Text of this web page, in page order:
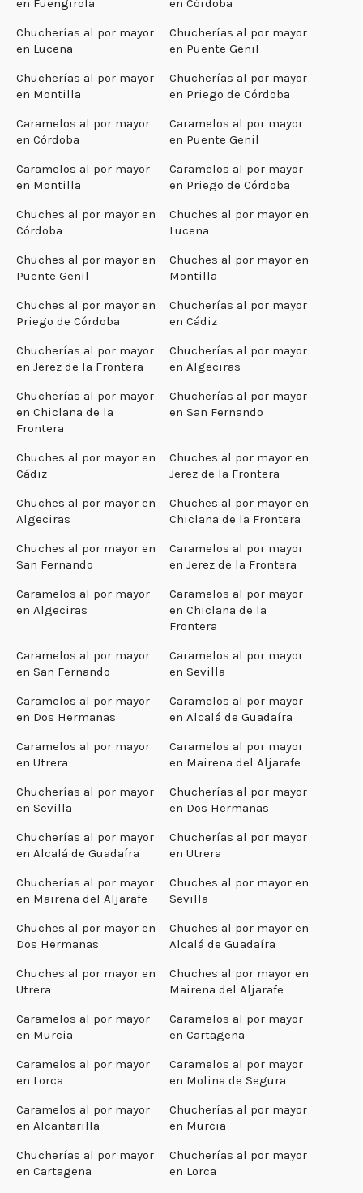
en Fuengirola
en Córdoba
Chucherías al por mayor
en Lucena
Chucherías al por mayor
en Puente Genil
Chucherías al por mayor
en Montilla
Chucherías al por mayor
en Priego de Córdoba
Caramelos al por mayor
en Córdoba
Caramelos al por mayor
en Puente Genil
Caramelos al por mayor
en Montilla
Caramelos al por mayor
en Priego de Córdoba
Chuches al por mayor en
Córdoba
Chuches al por mayor en
Lucena
Chuches al por mayor en
Puente Genil
Chuches al por mayor en
Montilla
Chuches al por mayor en
Priego de Córdoba
Chucherías al por mayor
en Cádiz
Chucherías al por mayor
en Jerez de la Frontera
Chucherías al por mayor
en Algeciras
Chucherías al por mayor
en Chiclana de la
Frontera
Chucherías al por mayor
en San Fernando
Chuches al por mayor en
Cádiz
Chuches al por mayor en
Jerez de la Frontera
Chuches al por mayor en
Algeciras
Chuches al por mayor en
Chiclana de la Frontera
Chuches al por mayor en
San Fernando
Caramelos al por mayor
en Jerez de la Frontera
Caramelos al por mayor
en Algeciras
Caramelos al por mayor
en Chiclana de la
Frontera
Caramelos al por mayor
en San Fernando
Caramelos al por mayor
en Sevilla
Caramelos al por mayor
en Dos Hermanas
Caramelos al por mayor
en Alcalá de Guadaíra
Caramelos al por mayor
en Utrera
Caramelos al por mayor
en Mairena del Aljarafe
Chucherías al por mayor
en Sevilla
Chucherías al por mayor
en Dos Hermanas
Chucherías al por mayor
en Alcalá de Guadaíra
Chucherías al por mayor
en Utrera
Chucherías al por mayor
en Mairena del Aljarafe
Chuches al por mayor en
Sevilla
Chuches al por mayor en
Dos Hermanas
Chuches al por mayor en
Alcalá de Guadaíra
Chuches al por mayor en
Utrera
Chuches al por mayor en
Mairena del Aljarafe
Caramelos al por mayor
en Murcia
Caramelos al por mayor
en Cartagena
Caramelos al por mayor
en Lorca
Caramelos al por mayor
en Molina de Segura
Caramelos al por mayor
en Alcantarilla
Chucherías al por mayor
en Murcia
Chucherías al por mayor
en Cartagena
Chucherías al por mayor
en Lorca